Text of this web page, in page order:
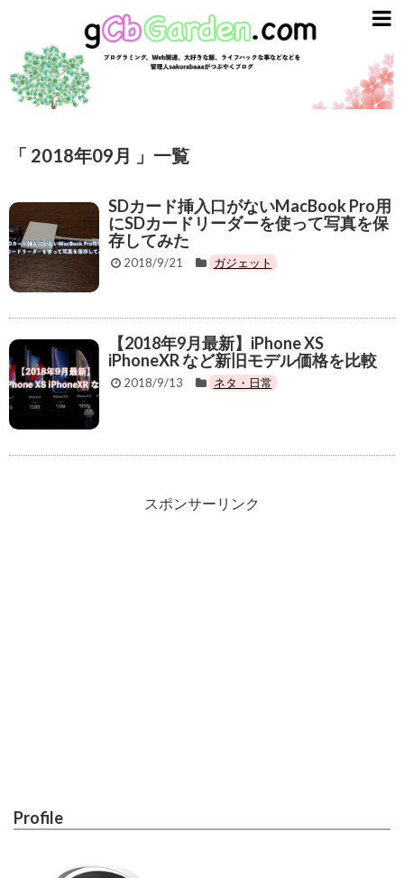
gCbGarden
「 2018年09月 」一覧
SDカード挿入口がないMacBook Pro用
にSDカードリーダーを使って写真を保
存してみた
2018/9/21 ガジェット
【2018年9月最新】iPhone XS
iPhoneXR など新旧モデル価格を比較
2018/9/13 ネタ・日常
スポンサーリンク
Profile
ライフスタイル
ガジェット
趣味とエンタメ
プログラミング
スターバックス
クレジットカード